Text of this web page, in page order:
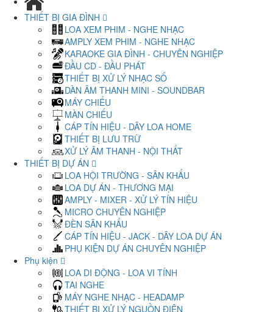
THIẾT BỊ GIA ĐÌNH
LOA XEM PHIM - NGHE NHẠC
AMPLY XEM PHIM - NGHE NHẠC
KARAOKE GIA ĐÌNH - CHUYÊN NGHIỆP
ĐẦU CD - ĐẦU PHÁT
THIẾT BỊ XỬ LÝ NHẠC SỐ
DÀN ÂM THANH MINI - SOUNDBAR
MÁY CHIẾU
MÀN CHIẾU
CÁP TÍN HIỆU - DÂY LOA HOME
THIẾT BỊ LƯU TRỮ
XỬ LÝ ÂM THANH - NỘI THẤT
THIẾT BỊ DỰ ÁN
LOA HỘI TRƯỜNG - SÂN KHẤU
LOA DỰ ÁN - THƯƠNG MẠI
AMPLY - MIXER - XỬ LÝ TÍN HIỆU
MICRO CHUYÊN NGHIỆP
ĐÈN SÂN KHẤU
CÁP TÍN HIỆU - JACK - DÂY LOA DỰ ÁN
PHỤ KIỆN DỰ ÁN CHUYÊN NGHIỆP
Phụ kiện
LOA DI ĐỘNG - LOA VI TÍNH
TAI NGHE
MÁY NGHE NHẠC - HEADAMP
THIẾT BỊ XỬ LÝ NGUỒN ĐIỆN